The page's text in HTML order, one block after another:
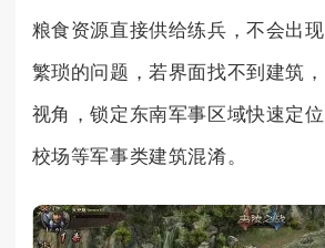
粮食资源直接供给练兵，不会出
繁琐的问题，若界面找不到建筑
视角，锁定东南军事区域快速定位
校场等军事类建筑混淆。